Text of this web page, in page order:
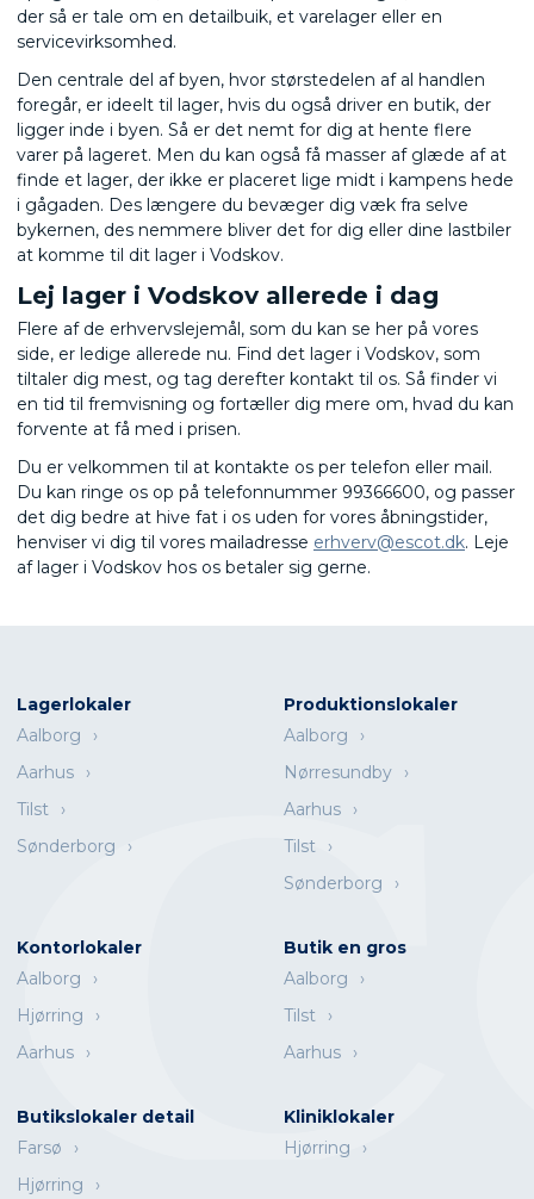
der så er tale om en detailbuik, et varelager eller en
servicevirksomhed.
Den centrale del af byen, hvor størstedelen af al handlen
foregår, er ideelt til lager, hvis du også driver en butik, der
ligger inde i byen. Så er det nemt for dig at hente flere
varer på lageret. Men du kan også få masser af glæde af at
finde et lager, der ikke er placeret lige midt i kampens hede
i gågaden. Des længere du bevæger dig væk fra selve
bykernen, des nemmere bliver det for dig eller dine lastbiler
at komme til dit lager i Vodskov.
Lej lager i Vodskov allerede i dag
Flere af de erhvervslejemål, som du kan se her på vores
side, er ledige allerede nu. Find det lager i Vodskov, som
tiltaler dig mest, og tag derefter kontakt til os. Så finder vi
en tid til fremvisning og fortæller dig mere om, hvad du kan
forvente at få med i prisen.
Du er velkommen til at kontakte os per telefon eller mail.
Du kan ringe os op på telefonnummer 99366600, og passer
det dig bedre at hive fat i os uden for vores åbningstider,
henviser vi dig til vores mailadresse erhverv@escot.dk. Leje
af lager i Vodskov hos os betaler sig gerne.
Lagerlokaler
Aalborg
Aarhus
Tilst
Sønderborg
Produktionslokaler
Aalborg
Nørresundby
Aarhus
Tilst
Sønderborg
Kontorlokaler
Aalborg
Hjørring
Aarhus
Butik en gros
Aalborg
Tilst
Aarhus
Butikslokaler detail
Farsø
Hjørring
Kliniklokaler
Hjørring